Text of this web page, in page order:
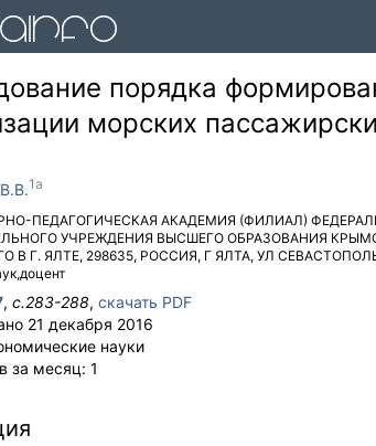
порядка
морских
ПЕДАГОГИЧЕСКАЯ АКАДЕМИЯ (ФИЛИАЛ)
УЧРЕЖДЕНИЯ ВЫСШЕГО ОБРАЗОВАНИЯ
В Г. ЯЛТЕ, 298635, РОССИЯ, Г ЯЛТА, УЛ
, с.283-288, скачать PDF
21 декабря 2016
науки
за месяц: 1